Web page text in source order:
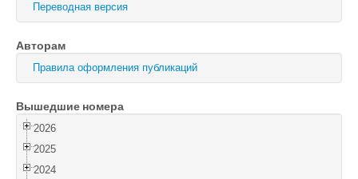
Физика и техника полупроводников
Оптика и спектроскопия
Поиск
Войти
Переводная версия
Авторам
Правила оформления публикаций
Вышедшие номера
2026
2025
2024